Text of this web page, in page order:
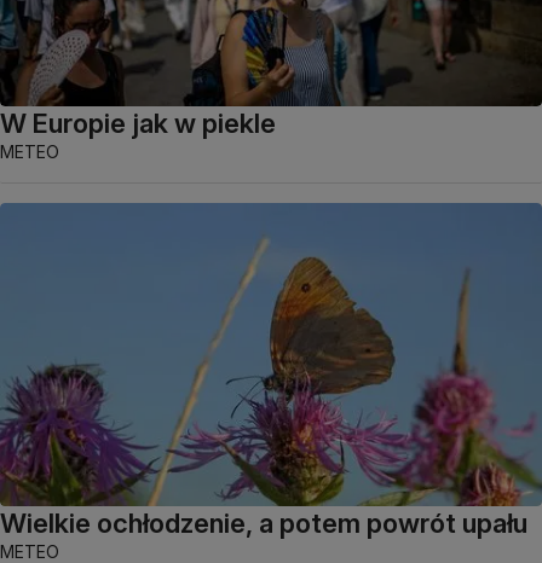
W Europie jak w piekle
METEO
Wielkie ochłodzenie, a potem powrót upału
METEO